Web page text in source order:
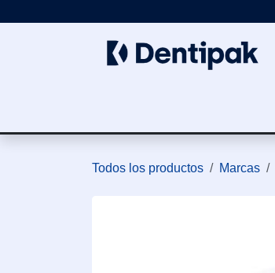
Todos los productos Marcas